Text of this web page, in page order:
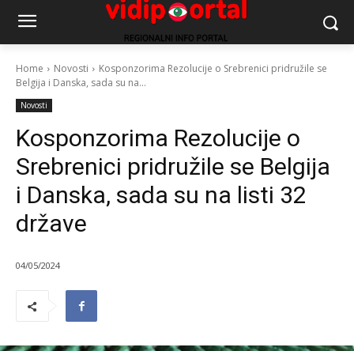
Home Novosti
Kosponzorima Rezolucije o Srebrenici pridružile se
Belgija i Danska, sada su na...
Novosti
Kosponzorima Rezolucije o
Srebrenici pridružile se Belgija
i Danska, sada su na listi 32
države
04/05/2024